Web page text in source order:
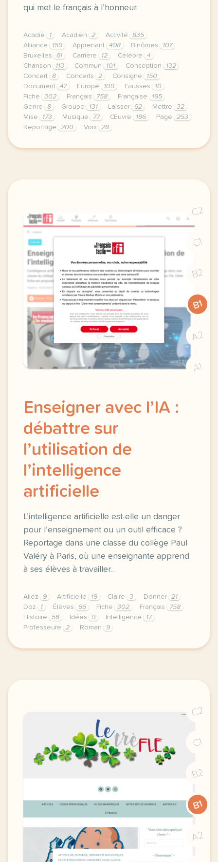
qui met le français à l’honneur.
Acadie 1 Acadien 2 Activité
835
Alliance
159 Apprenant 498 Binômes
107
Bruxelles
61 Carrière 12 Célèbre
4
Chanson
113 Commun 101 Conception
132
Concert
8 Concerts 2 Consigne
150
Document
47 Europe 109 Fausses
10
Fiche
302 Français 758 Française
195
Genre
8 Groupe 131 Laisser 62 Mettre
32
Mise
173 Musique 77 Œuvre 186 Page
253
Reportage
200 Voix 28
continuer sans accepter le respect de votre vie
C2
C1
B2
B1
A2
A1
Enseigner avec l’IA :
débattre sur
l’utilisation de
l’intelligence
artificielle
L’intelligence artificielle est-elle un danger
pour l’enseignement ou un outil efficace ?
Reportage dans une classe du collège Paul
Valéry à Paris, où une enseignante apprend
à ses élèves à travailler…
Allez 9 Artificielle 19 Claire 3 Donner
21
Doz
1 Élèves 66 Fiche 302 Français
758
Histoire
56 Idées 9 Intelligence
17
Professeure
2 Roman 9
fiche b1 enseigner avec l ia debattre sur l
C2
C1
B2
B1
A2